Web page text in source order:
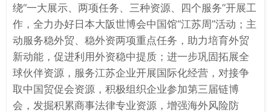
绕“一大展示、两项任务、三种资源、四个服务”开展工
作，全力办好日本大阪世博会中国馆“江苏周”活动；主
动服务稳外贸、稳外资两项重点任务，助力培育外贸
新动能，促进利用外资稳中提质；进一步巩固拓展全
球伙伴资源，服务江苏企业开展国际化经营，对接争
取中国贸促会资源，积极组织企业参加第三届链博
会，发掘积累商事法律专业资源，增强海外风险防